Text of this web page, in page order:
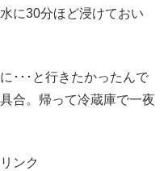
に30分ほど浸けておい
･･･と行きたかったんで
合。帰って冷蔵庫で一夜
ンク